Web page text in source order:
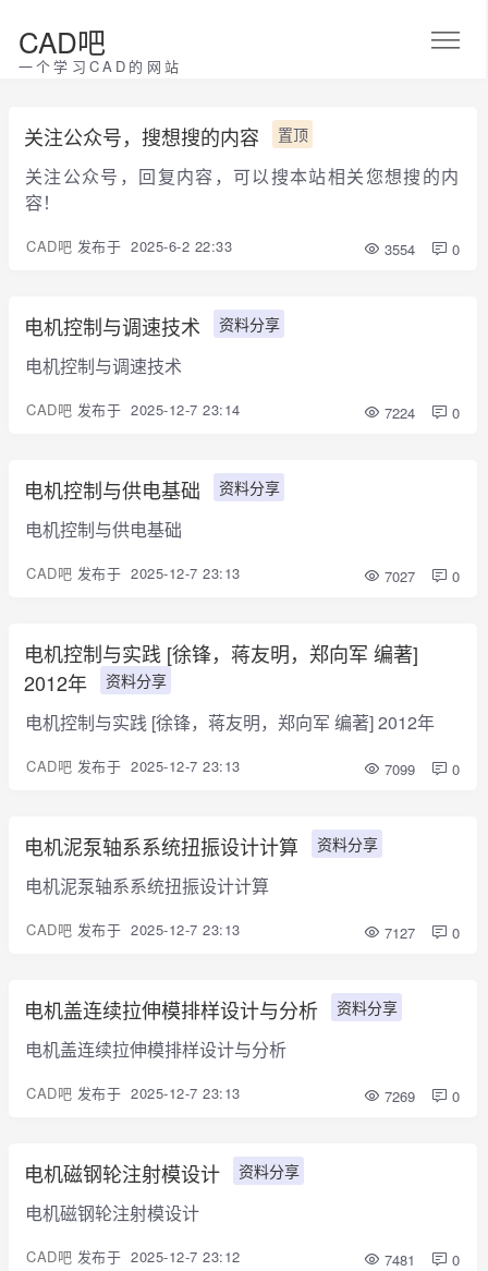
CAD吧
一个学习CAD的网站
关注公众号，搜想搜的内容 置顶
关注公众号，回复内容，可以搜本站相关您想搜的内
容！
CAD吧 发布于 2025-6-2 22:33 3554 0
电机控制与调速技术 资料分享
电机控制与调速技术
CAD吧 发布于 2025-12-7 23:14 7224 0
电机控制与供电基础 资料分享
电机控制与供电基础
CAD吧 发布于 2025-12-7 23:13 7027 0
电机控制与实践 [徐锋，蒋友明，郑向军 编著]
2012年
资料分享
电机控制与实践 [徐锋，蒋友明，郑向军 编著] 2012年
CAD吧 发布于 2025-12-7 23:13 7099 0
电机泥泵轴系系统扭振设计计算 资料分享
电机泥泵轴系系统扭振设计计算
CAD吧 发布于 2025-12-7 23:13 7127 0
电机盖连续拉伸模排样设计与分析 资料分享
电机盖连续拉伸模排样设计与分析
CAD吧 发布于 2025-12-7 23:13 7269 0
电机磁钢轮注射模设计 资料分享
电机磁钢轮注射模设计
CAD吧 发布于 2025-12-7 23:12 7481 0